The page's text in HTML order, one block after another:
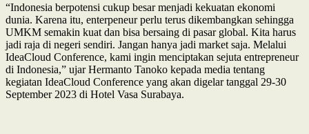
“Indonesia berpotensi cukup besar menjadi kekuatan ekonomi
dunia. Karena itu, enterpeneur perlu terus dikembangkan sehingga
UMKM semakin kuat dan bisa bersaing di pasar global. Kita harus
jadi raja di negeri sendiri. Jangan hanya jadi market saja. Melalui
IdeaCloud Conference, kami ingin menciptakan sejuta entrepreneur
di Indonesia,” ujar Hermanto Tanoko kepada media tentang
kegiatan IdeaCloud Conference yang akan digelar tanggal 29-30
September 2023 di Hotel Vasa Surabaya.